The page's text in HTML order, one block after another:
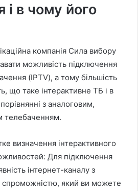
і в чому його
компанія Сила вибору
можливість підключення
(IPTV), а тому більшість
що таке інтерактивне ТБ і в
з аналоговим,
телебаченням.
визначення інтерактивного
Для підключення
інтернет-каналу з
який ви можете